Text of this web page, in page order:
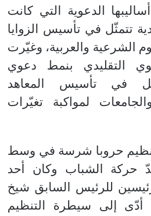
الدعوية التي كانت
تتمثّل في تأسيس الزوايا
الشرعية والعربية، وغيّرت
التقليدي بنمط دعوي
في تأسيس المعاهد
لمواكبة تغيّرات
حروبا شرسة في وسط
حركة الشباب وكان أحد
للرئيس السابق شيخ
إلى سيطرة التنظيم